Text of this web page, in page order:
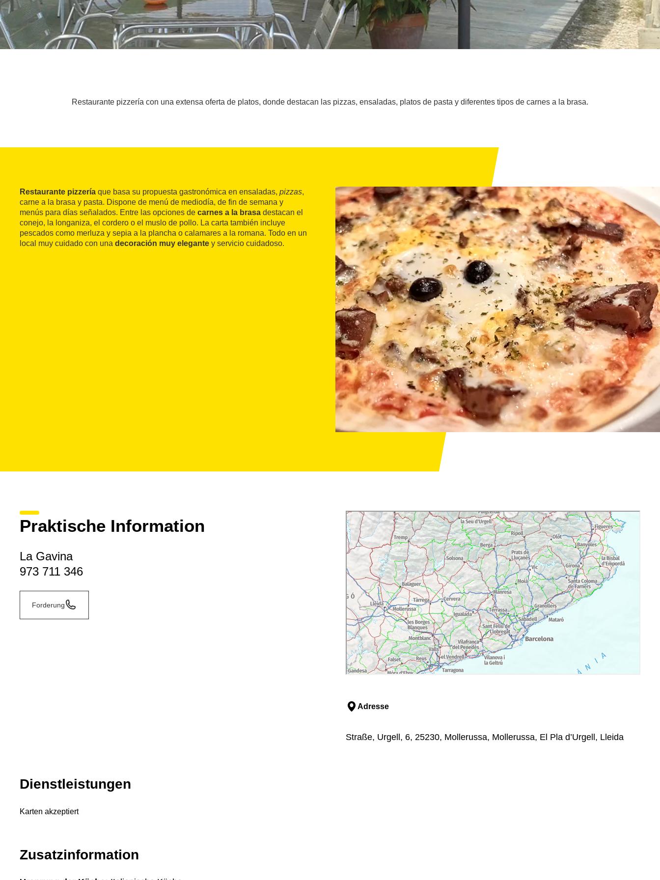
Restaurante pizzería con una extensa oferta de platos, donde destacan las pizzas, ensaladas, platos de pasta y diferentes tipos de carnes a la brasa.
Restaurante pizzería que basa su propuesta gastronómica en ensaladas, pizzas,
carne a la brasa y pasta. Dispone de menú de mediodía, de fin de semana y
menús para días señalados. Entre las opciones de carnes a la brasa destacan el
conejo, la longaniza, el cordero o el muslo de pollo. La carta también incluye
pescados como merluza y sepia a la plancha o calamares a la romana. Todo en un
local muy cuidado con una decoración muy elegante y servicio cuidadoso.
Praktische Information
La Gavina
973 711 346
Forderung
Adresse
Straße, Urgell, 6, 25230, Mollerussa, Mollerussa, El Pla d’Urgell, Lleida
Dienstleistungen
Karten akzeptiert
Zusatzinformation